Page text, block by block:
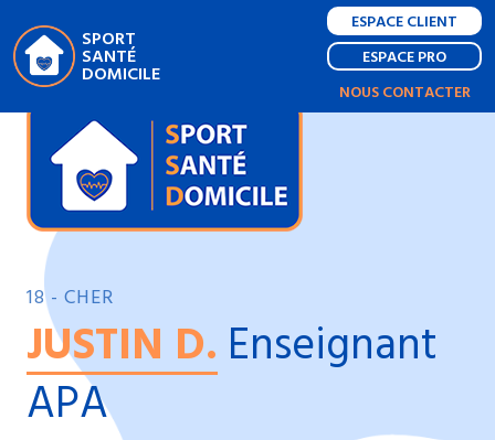
SPORT
SANTÉ
DOMICILE
ESPACE CLIENT
ESPACE PRO
NOUS CONTACTER
18 - CHER
JUSTIN D. Enseignant
APA